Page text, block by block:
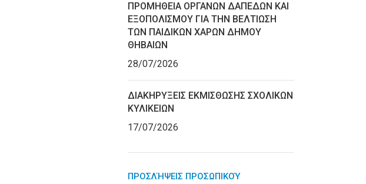
ΠΡΟΜΗΘΕΙΑ ΟΡΓΑΝΩΝ ΔΑΠΕΔΩΝ ΚΑΙ
ΕΞΟΠΟΛΙΣΜΟΥ ΓΙΑ ΤΗΝ ΒΕΛΤΙΩΣΗ
ΤΩΝ ΠΑΙΔΙΚΩΝ ΧΑΡΩΝ ΔΗΜΟΥ
ΘΗΒΑΙΩΝ
28/07/2026
ΔΙΑΚΗΡΥΞΕΙΣ ΕΚΜΙΣΘΩΣΗΣ ΣΧΟΛΙΚΩΝ
ΚΥΛΙΚΕΙΩΝ
17/07/2026
ΠΡΟΣΛΉΨΕΙΣ ΠΡΟΣΩΠΙΚΟΎ